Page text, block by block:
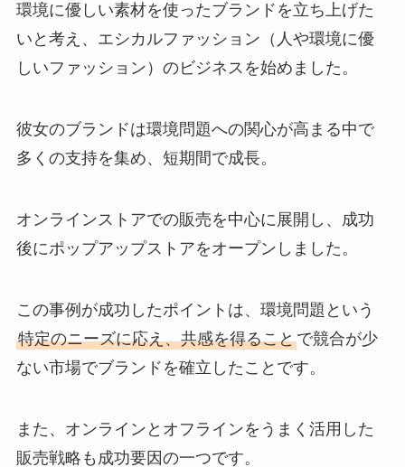
環境に優しい素材を使ったブランドを立ち上げた
いと考え、エシカルファッション（人や環境に優
しいファッション）のビジネスを始めました。
彼女のブランドは環境問題への関心が高まる中で
多くの支持を集め、短期間で成長。
オンラインストアでの販売を中心に展開し、成功
後にポップアップストアをオープンしました。
この事例が成功したポイントは、環境問題という
特定のニーズに応え、共感を得ることで競合が少
ない市場でブランドを確立したことです。
また、オンラインとオフラインをうまく活用した
販売戦略も成功要因の一つです。